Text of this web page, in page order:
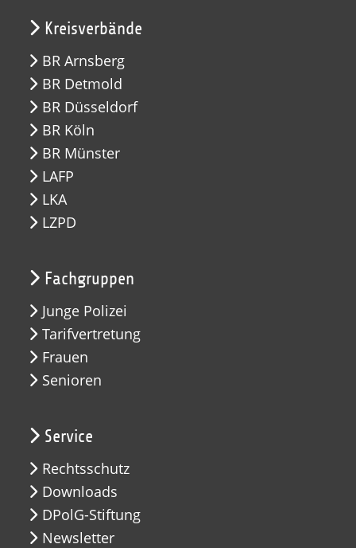
Kreisverbände
BR Arnsberg
BR Detmold
BR Düsseldorf
BR Köln
BR Münster
LAFP
LKA
LZPD
Fachgruppen
Junge Polizei
Tarifvertretung
Frauen
Senioren
Service
Rechtsschutz
Downloads
DPolG-Stiftung
Newsletter